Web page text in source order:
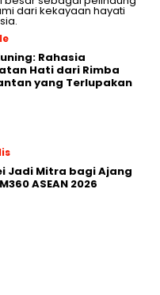
Rahasia
Hati dari Rimba
yang Terlupakan
Jadi Mitra bagi Ajang
ASEAN 2026